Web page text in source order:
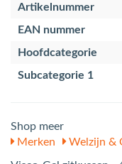
Artikelnummer
EAN nummer
Hoofdcategorie
Subcategorie 1
Shop meer
Merken
Welzijn &